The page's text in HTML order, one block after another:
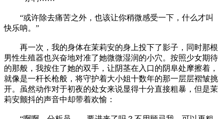
“或许除去痛苦之外，也该让你稍微感受一下，什么才叫
快乐呐。”
再一次，我的身体在茉莉安的身上投下了影子，同时那根
男性生殖器也兴奋地对准了她微微湿润的小穴。按照少女期待
的那般，我按住了她的双手，让阴茎在入口的阴阜处摩擦着，
就像是一杆长枪般，将守护着大小姐十数年的那一层层褶皱挑
开。虽然动作对于初夜的处女来说显得十分直接粗暴，但是茉
莉安颤抖的声音中却带着欢愉：